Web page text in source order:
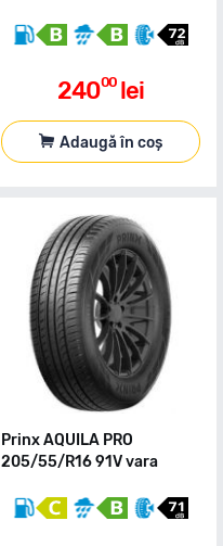
24000 lei
Adaugă în coș
Prinx AQUILA PRO
205/55/R16 91V vara